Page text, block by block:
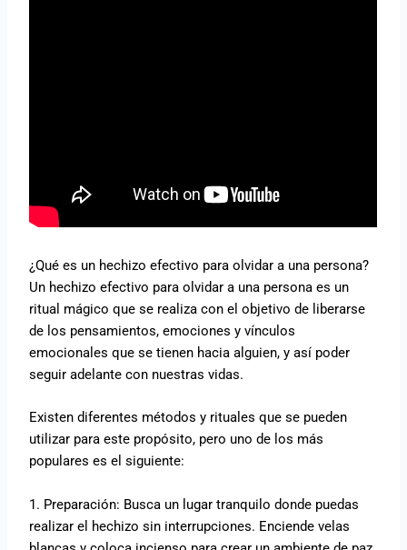
¿Qué es un hechizo efectivo para olvidar a una persona?
Un hechizo efectivo para olvidar a una persona es un
ritual mágico que se realiza con el objetivo de liberarse
de los pensamientos, emociones y vínculos
emocionales que se tienen hacia alguien, y así poder
seguir adelante con nuestras vidas.
Existen diferentes métodos y rituales que se pueden
utilizar para este propósito, pero uno de los más
populares es el siguiente:
1. Preparación: Busca un lugar tranquilo donde puedas
realizar el hechizo sin interrupciones. Enciende velas